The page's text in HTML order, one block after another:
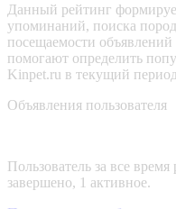
Данный рейтинг
упоминаний, поиска
посещаемости
помогают определить
Kinpet.ru в текущий
Объявления пользователя
Пользователь за все
завершено, 1 активное.